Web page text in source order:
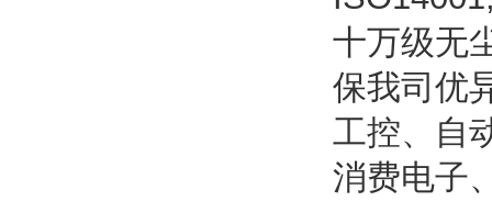
十万级无
保我司优
工控、自
消费电子